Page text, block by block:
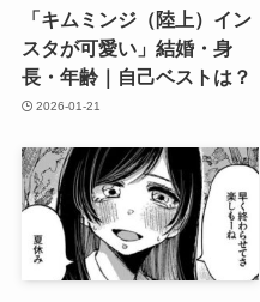
「キムミンジ（陸上）イン
スタが可愛い」結婚・身
長・年齢｜自己ベストは？
2026-01-21